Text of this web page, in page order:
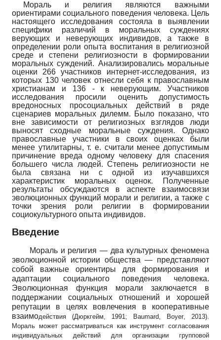
Мораль и религия являются важными
ориентирами социального поведения человека. Цель
настоящего исследования состояла в выявлении
специфики различий в моральных суждениях
верующих и неверующих индивидов, а также в
определении роли опыта воспитания в религиозной
среде и степени религиозности в формировании
моральных суждений. Анализировались моральные
оценки 266 участников интернет-исследования, из
которых 130 человек отнесли себя к православным
христианам и 136 - к неверующим. Участников
исследования просили оценить допустимость
вредоносных просоциальных действий в ряде
сценариев моральных дилемм. Было показано, что
вне зависимости от религиозных взглядов люди
выносят сходные моральные суждения. Однако
православные участники в своих оценках были
менее утилитарны, т. е. считали менее допустимым
причинение вреда одному человеку для спасения
большего числа людей. Степень религиозности не
была связана ни с одной из изучавшихся
характеристик моральных оценок. Полученные
результаты обсуждаются в аспекте взаимосвязи
эволюционных функций морали и религии, а также с
точки зрения роли религии в формировании
социокультурного опыта индивидов.
Введение
Мораль и религия — два культурных феномена
эволюционной истории общества — представляют
собой важные ориентиры для формирования и
адаптации социального поведения человека.
Эволюционная функция морали заключается в
поддержании социальных отношений и хорошей
репутации в целях вовлечения в кооперативные
взаимодействия (Дюркгейм, 1991; Baumard, Boyer, 2013).
Мораль может рассматриваться как инструмент согласования
индивидуальных действий для организации групповой